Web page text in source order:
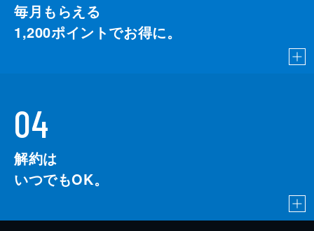
毎月もらえる
1,200ポイントでお得に。
04
解約は
いつでもOK。